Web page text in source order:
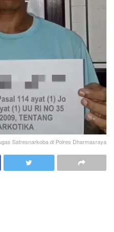
Satresnarkoba di Polres Dharmasraya